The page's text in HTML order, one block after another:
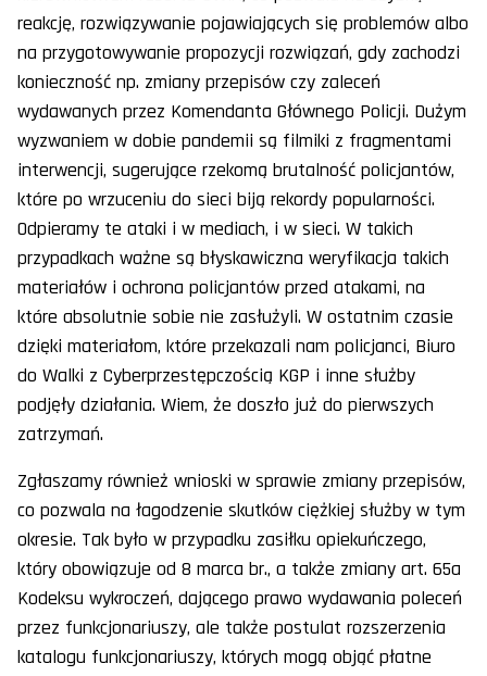
reakcję, rozwiązywanie pojawiających się problemów albo
na przygotowywanie propozycji rozwiązań, gdy zachodzi
konieczność np. zmiany przepisów czy zaleceń
wydawanych przez Komendanta Głównego Policji. Dużym
wyzwaniem w dobie pandemii są filmiki z fragmentami
interwencji, sugerujące rzekomą brutalność policjantów,
które po wrzuceniu do sieci biją rekordy popularności.
Odpieramy te ataki i w mediach, i w sieci. W takich
przypadkach ważne są błyskawiczna weryfikacja takich
materiałów i ochrona policjantów przed atakami, na
które absolutnie sobie nie zasłużyli. W ostatnim czasie
dzięki materiałom, które przekazali nam policjanci, Biuro
do Walki z Cyberprzestępczością KGP i inne służby
podjęły działania. Wiem, że doszło już do pierwszych
zatrzymań.
Zgłaszamy również wnioski w sprawie zmiany przepisów,
co pozwala na łagodzenie skutków ciężkiej służby w tym
okresie. Tak było w przypadku zasiłku opiekuńczego,
który obowiązuje od 8 marca br., a także zmiany art. 65a
Kodeksu wykroczeń, dającego prawo wydawania poleceń
przez funkcjonariuszy, ale także postulat rozszerzenia
katalogu funkcjonariuszy, których mogą objąć płatne